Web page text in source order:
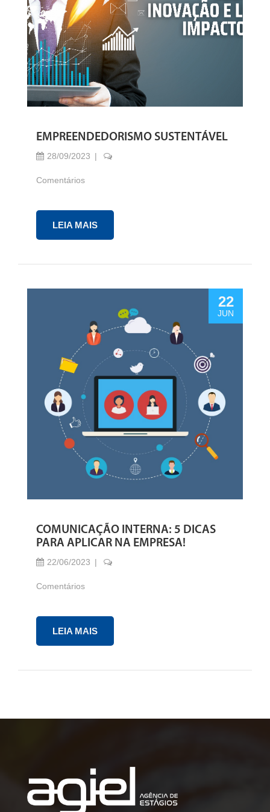
EMPREENDEDORISMO SUSTENTÁVEL
28/09/2023
Comentários
LEIA MAIS
22
JUN
COMUNICAÇÃO INTERNA: 5 DICAS
PARA APLICAR NA EMPRESA!
22/06/2023
Comentários
LEIA MAIS